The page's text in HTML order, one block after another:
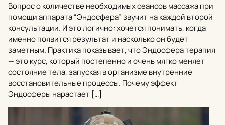
Вопрос о количестве необходимых сеансов массажа при
помощи аппарата “Эндосфера” звучит на каждой второй
консультации. И это логично: хочется понимать, когда
именно появится результат и насколько он будет
заметным. Практика показывает, что Эндосфера терапия
— это курс, который постепенно и очень мягко меняет
состояние тела, запуская в организме внутренние
восстановительные процессы. Почему эффект
Эндосферы нарастает […]